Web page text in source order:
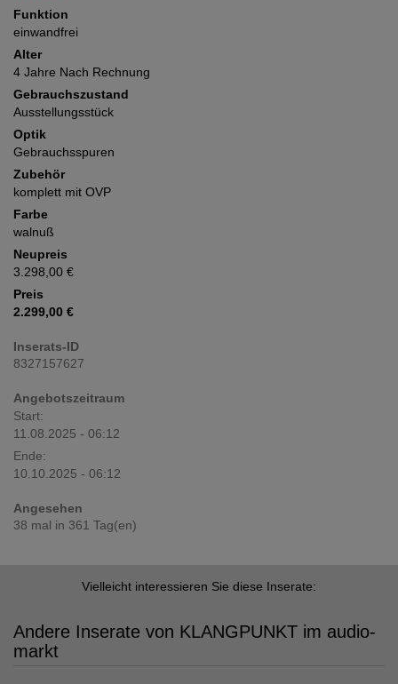
Funktion
einwandfrei
Alter
4 Jahre Nach Rechnung
Gebrauchszustand
Ausstellungsstück
Optik
Gebrauchsspuren
Zubehör
komplett mit OVP
Farbe
walnuß
Neupreis
3.298,00 €
Preis
2.299,00 €
Inserats-ID
8327157627
Angebotszeitraum
Start:
11.08.2025 - 06:12
Ende:
10.10.2025 - 06:12
Angesehen
38 mal in 361 Tag(en)
Vielleicht interessieren Sie diese Inserate:
Andere Inserate von KLANGPUNKT im audio-
markt